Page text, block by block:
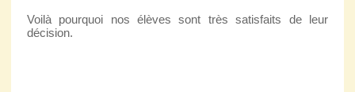
Voilà pourquoi nos élèves sont très satisfaits de leur
décision.